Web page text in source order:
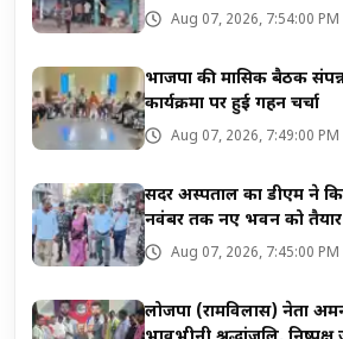
Aug 07, 2026, 7:54:00 PM
भाजपा की मासिक बैठक
कार्यक्रमों पर हुई गहन चर्चा
Aug 07, 2026, 7:49:00 PM
सदर अस्पताल का डीएम ने
नवंबर तक नए भवन को तैयार
Aug 07, 2026, 7:45:00 PM
लोजपा (रामविलास) नेता